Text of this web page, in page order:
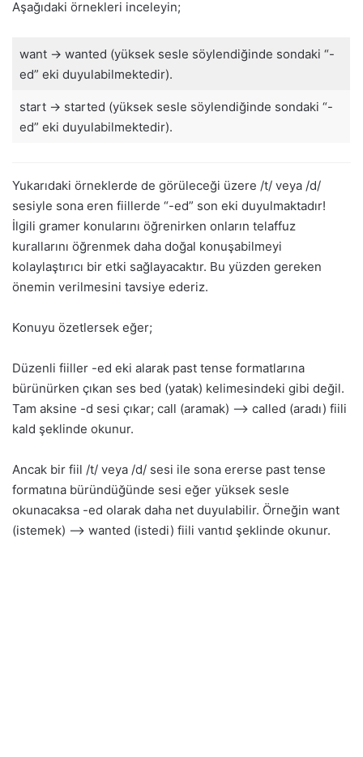
Aşağıdaki örnekleri inceleyin;
want -> wanted (yüksek sesle söylendiğinde sondaki “-
ed” eki duyulabilmektedir).
start -> started (yüksek sesle söylendiğinde sondaki “-
ed” eki duyulabilmektedir).
Yukarıdaki örneklerde de görüleceği üzere /t/ veya /d/
sesiyle sona eren fiillerde “-ed” son eki duyulmaktadır!
İlgili gramer konularını öğrenirken onların telaffuz
kurallarını öğrenmek daha doğal konuşabilmeyi
kolaylaştırıcı bir etki sağlayacaktır. Bu yüzden gereken
önemin verilmesini tavsiye ederiz.
Konuyu özetlersek eğer;
Düzenli fiiller -ed eki alarak past tense formatlarına
bürünürken çıkan ses bed (yatak) kelimesindeki gibi değil.
Tam aksine -d sesi çıkar; call (aramak) –> called (aradı) fiili
kald şeklinde okunur.
Ancak bir fiil /t/ veya /d/ sesi ile sona ererse past tense
formatına büründüğünde sesi eğer yüksek sesle
okunacaksa -ed olarak daha net duyulabilir. Örneğin want
(istemek) –> wanted (istedi) fiili vantıd şeklinde okunur.